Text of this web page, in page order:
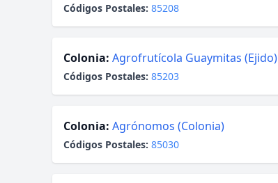
Códigos Postales: 85208
Colonia: Agrofrutícola Guaymitas (Ejido)
Códigos Postales: 85203
Colonia: Agrónomos (Colonia)
Códigos Postales: 85030